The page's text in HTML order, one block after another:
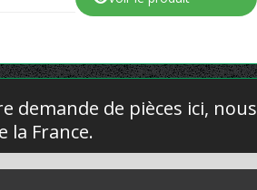
demande de pièces ici, nous
la France.